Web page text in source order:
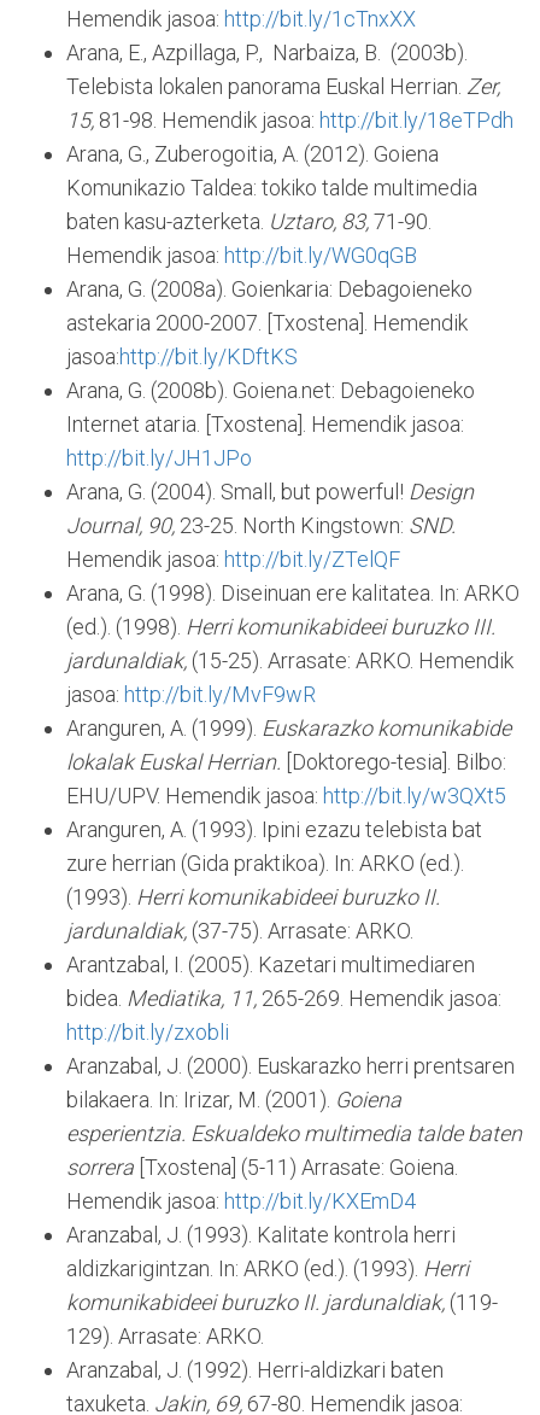
Hemendik jasoa: http://bit.ly/1cTnxXX
Arana, E., Azpillaga, P., Narbaiza, B. (2003b).
Telebista lokalen panorama Euskal Herrian. Zer,
15, 81-98. Hemendik jasoa: http://bit.ly/18eTPdh
Arana, G., Zuberogoitia, A. (2012). Goiena
Komunikazio Taldea: tokiko talde multimedia
baten kasu-azterketa. Uztaro, 83,71-90.
Hemendik jasoa: http://bit.ly/WG0qGB
Arana, G. (2008a). Goienkaria: Debagoieneko
astekaria 2000-2007. [Txostena]. Hemendik
jasoa:http://bit.ly/KDftKS
Arana, G. (2008b). Goiena.net: Debagoieneko
Internet ataria. [Txostena]. Hemendik jasoa:
http://bit.ly/JH1JPo
Arana, G. (2004). Small, but powerful! Design
Journal, 90, 23-25. North Kingstown: SND.
Hemendik jasoa: http://bit.ly/ZTelQF
Arana, G. (1998). Diseinuan ere kalitatea. In: ARKO
(ed.). (1998). Herri komunikabideei buruzko III.
jardunaldiak, (15-25). Arrasate: ARKO. Hemendik
jasoa: http://bit.ly/MvF9wR
Aranguren, A. (1999). Euskarazko komunikabide
lokalak Euskal Herrian. [Doktorego-tesia]. Bilbo:
EHU/UPV. Hemendik jasoa: http://bit.ly/w3QXt5
Aranguren, A. (1993). Ipini ezazu telebista bat
zure herrian (Gida praktikoa). In: ARKO (ed.).
(1993). Herri komunikabideei buruzko II.
jardunaldiak, (37-75). Arrasate: ARKO.
Arantzabal, I. (2005). Kazetari multimediaren
bidea. Mediatika, 11, 265-269. Hemendik jasoa:
http://bit.ly/zxobli
Aranzabal, J. (2000). Euskarazko herri prentsaren
bilakaera. In: Irizar, M. (2001). Goiena
esperientzia. Eskualdeko multimedia talde baten
sorrera [Txostena] (5-11) Arrasate: Goiena.
Hemendik jasoa: http://bit.ly/KXEmD4
Aranzabal, J. (1993). Kalitate kontrola herri
aldizkarigintzan. In: ARKO (ed.). (1993). Herri
komunikabideei buruzko II. jardunaldiak, (119-
129). Arrasate: ARKO.
Aranzabal, J. (1992). Herri-aldizkari baten
taxuketa. Jakin, 69, 67-80. Hemendik jasoa: